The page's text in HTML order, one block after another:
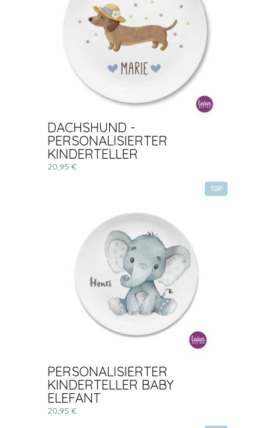
DACHSHUND -
PERSONALISIERTER
KINDERTELLER
20,95 €
TOP
PERSONALISIERTER
KINDERTELLER BABY
ELEFANT
20,95 €